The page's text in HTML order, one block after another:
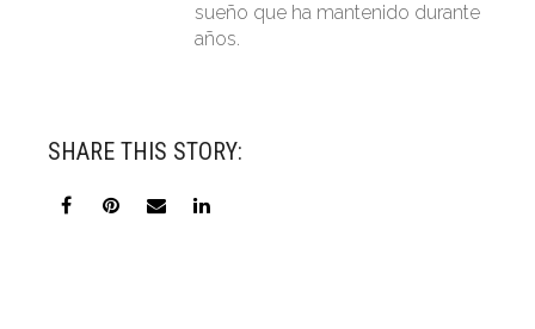
sueño que ha mantenido durante
años.
SHARE THIS STORY: